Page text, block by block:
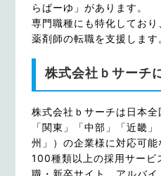
らばーゆ」があります。
専門職種にも特化してお
薬剤師の転職を支援します
株式会社ｂサーチ
株式会社ｂサーチは日本全
「関東」「中部」「近畿
州」）の企業様に対応可能
100種類以上の採用サービ
職・新卒サイト、アルバ